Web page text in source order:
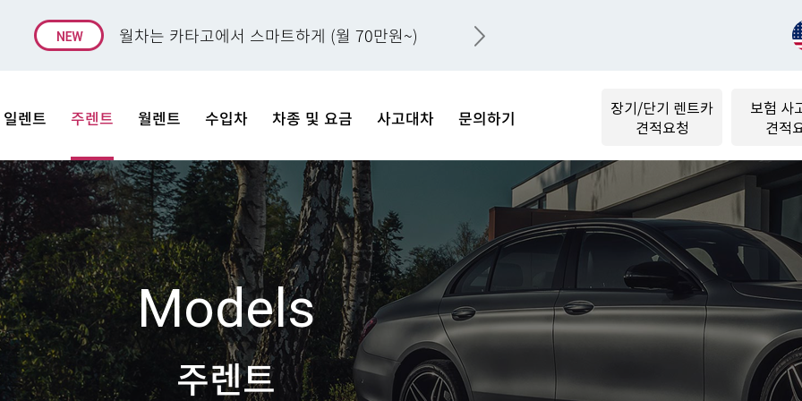
월차는 카타고에서 스마트하게 (월 70만원~)
일렌트 주렌트 월렌트 수입차 차종 및 요금 사고대차 문의하기
장기/단기 렌트카
견적요청
보험 사
견적
Models
주렌트